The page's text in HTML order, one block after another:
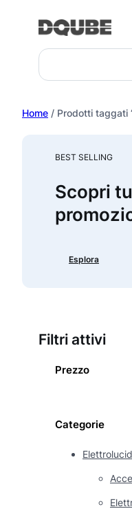
Search
Home / Prodotti taggati
BEST SELLING
Scopri
Esplora
Filtri attivi
Prezzo
Categorie